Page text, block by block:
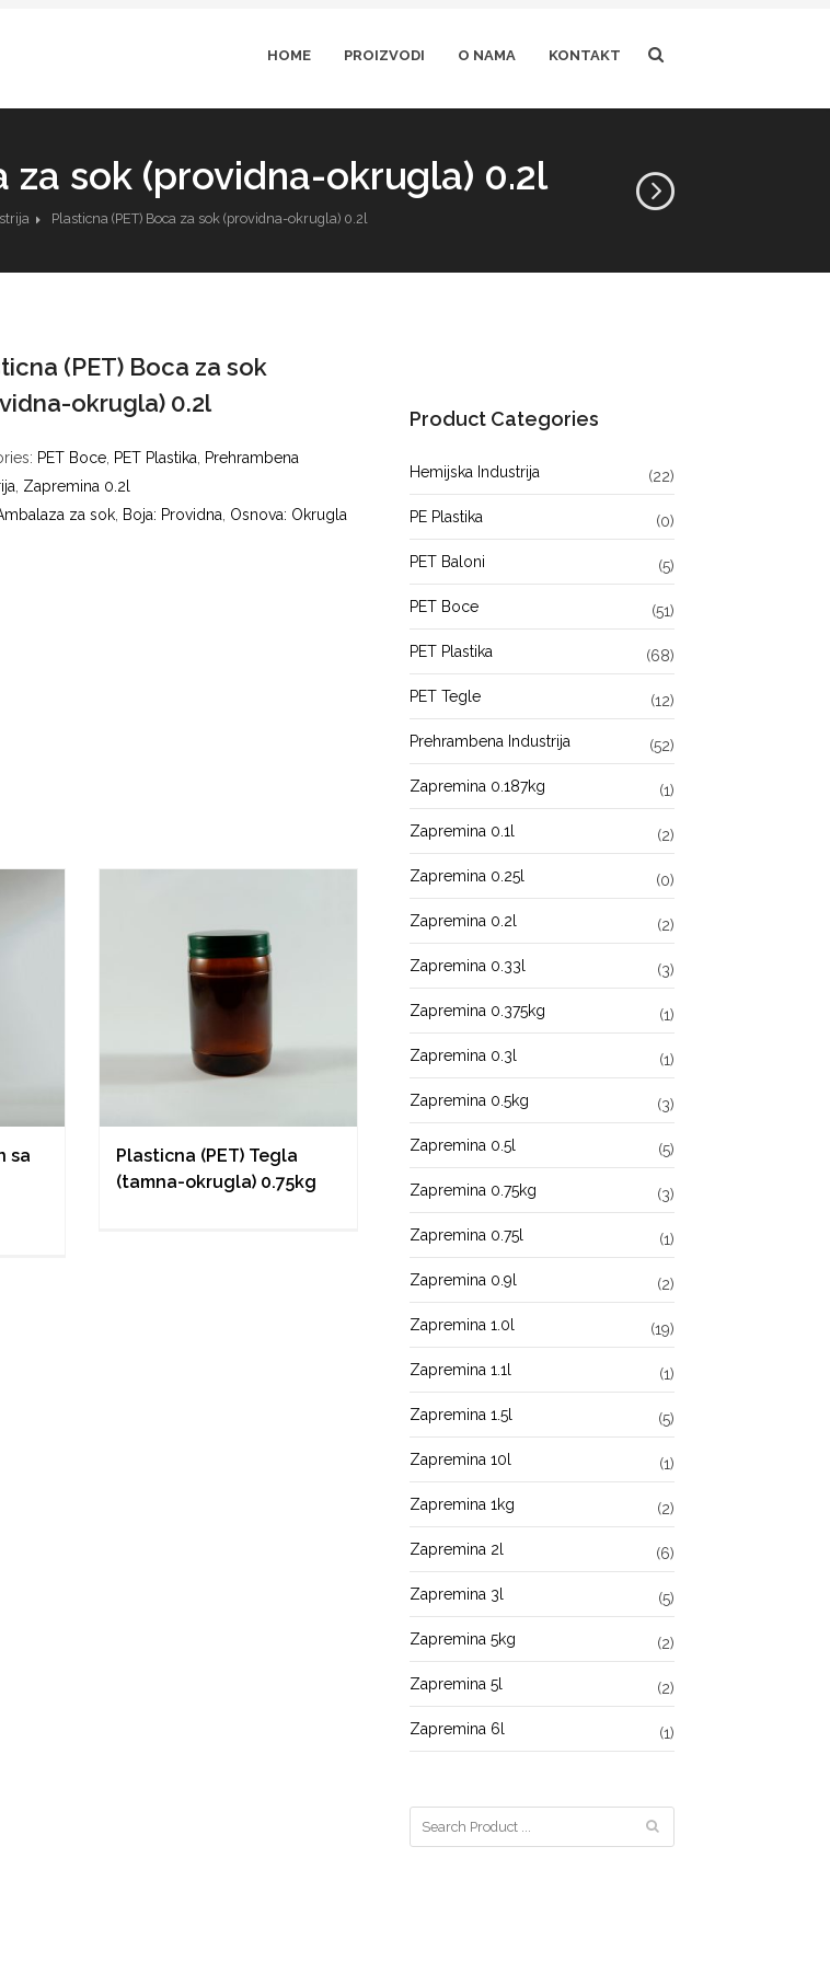
HOME PROIZVODI O NAMA KONTAKT
za sok (providna-okrugla) 0.2l
Plasticna (PET) Boca za sok (providna-okrugla) 0.2l
(PET) Boca za sok
okrugla) 0.2l
PET Boce PET Plastika
Prehrambena
Zapremina 0.2l
za sok Boja: Providna Osnova: Okrugla
sa
Plasticna (PET) Tegla
(tamna-okrugla) 0.75kg
Product Categories
Hemijska Industrija (22)
PE Plastika (0)
PET Baloni (5)
PET Boce (51)
PET Plastika (68)
PET Tegle (12)
Prehrambena Industrija (52)
Zapremina 0.187kg (1)
Zapremina 0.1l (2)
Zapremina 0.25l (0)
Zapremina 0.2l (2)
Zapremina 0.33l (3)
Zapremina 0.375kg (1)
Zapremina 0.3l (1)
Zapremina 0.5kg (3)
Zapremina 0.5l (5)
Zapremina 0.75kg (3)
Zapremina 0.75l (1)
Zapremina 0.9l (2)
Zapremina 1.0l (19)
Zapremina 1.1l (1)
Zapremina 1.5l (5)
Zapremina 10l (1)
Zapremina 1kg (2)
Zapremina 2l (6)
Zapremina 3l (5)
Zapremina 5kg (2)
Zapremina 5l (2)
Zapremina 6l (1)